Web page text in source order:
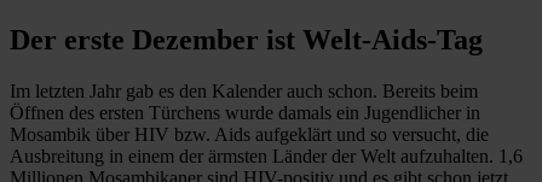
Der erste Dezember ist Welt-Aids-Tag
Im letzten Jahr gab es den Kalender auch schon. Bereits beim
Öffnen des ersten Türchens wurde damals ein Jugendlicher in
Mosambik über HIV bzw. Aids aufgeklärt und so versucht, die
Ausbreitung in einem der ärmsten Länder der Welt aufzuhalten. 1,6
Millionen Mosambikaner sind HIV-positiv und es gibt schon jetzt